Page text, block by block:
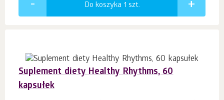
Do koszyka 1 szt.
Suplement diety Healthy Rhythms, 60
kapsułek